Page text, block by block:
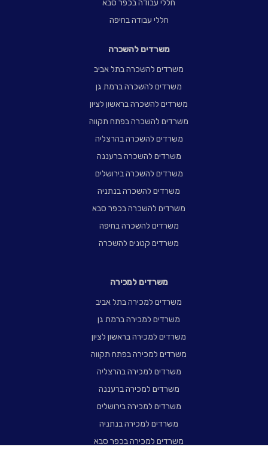
חללי עבודה בכפר סבא
חללי עבודה בחיפה
משרדים להשכרה
משרדים להשכרה בתל אביב
משרדים להשכרה ברמת גן
משרדים להשכרה בראשון לציון
משרדים להשכרה בפתח תקווה
משרדים להשכרה בהרצליה
משרדים להשכרה ברעננה
משרדים להשכרה בירושלים
משרדים להשכרה בנתניה
משרדים להשכרה בכפר סבא
משרדים להשכרה בחיפה
משרדים קטנים להשכרה
משרדים למכירה
משרדים למכירה בתל אביב
משרדים למכירה ברמת גן
משרדים למכירה בראשון לציון
משרדים למכירה בפתח תקווה
משרדים למכירה בהרצליה
משרדים למכירה ברעננה
משרדים למכירה בירושלים
משרדים למכירה בנתניה
משרדים למכירה בכפר סבא